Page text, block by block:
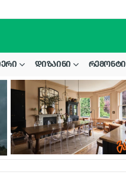
ᲓᲘᲖᲐᲘᲜᲘ ᲠᲔᲛᲝᲜᲢᲘ